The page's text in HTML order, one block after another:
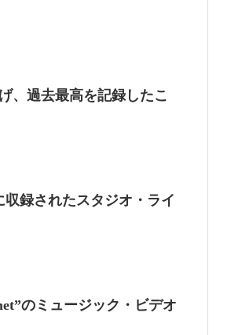
、過去最高を記録したこ
録されたスタジオ・ライ
のミュージック・ビデオ